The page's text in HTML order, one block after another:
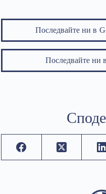
Последвайте ни в
Последвайте ни в